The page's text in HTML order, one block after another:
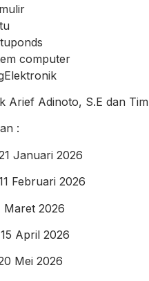
computer
Arief Adinoto, S.E dan Tim
:
Januari 2026
Februari 2026
Maret 2026
April 2026
Mei 2026